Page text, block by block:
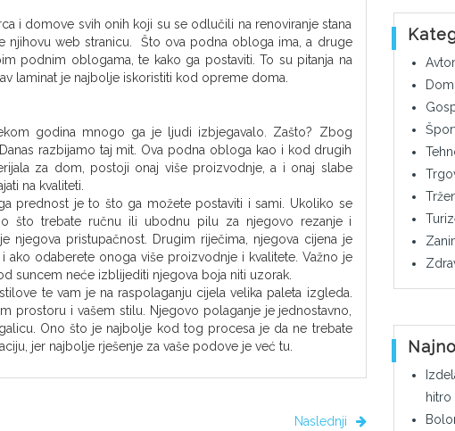
i domove svih onih koji su se odlučili na renoviranje stana
njihovu web stranicu. Što ova podna obloga ima, a druge
podnim oblogama, te kako ga postaviti. To su pitanja na
laminat je najbolje iskoristiti kod opreme doma.
godina mnogo ga je ljudi izbjegavalo. Zašto? Zbog
razbijamo taj mit. Ova podna obloga kao i kod drugih
za dom, postoji onaj više proizvodnje, a i onaj slabe
na kvaliteti.
prednost je to što ga možete postaviti i sami. Ukoliko se
što trebate ručnu ili ubodnu pilu za njegovo rezanje i
njegova pristupačnost. Drugim riječima, njegova cijena je
odaberete onoga više proizvodnje i kvalitete. Važno je
suncem neće izblijediti njegova boja niti uzorak.
te vam je na raspolaganju cijela velika paleta izgleda.
prostoru i vašem stilu. Njegovo polaganje je jednostavno,
Ono što je najbolje kod tog procesa je da ne trebate
jer najbolje rješenje za vaše podove je već tu.
Naslednji